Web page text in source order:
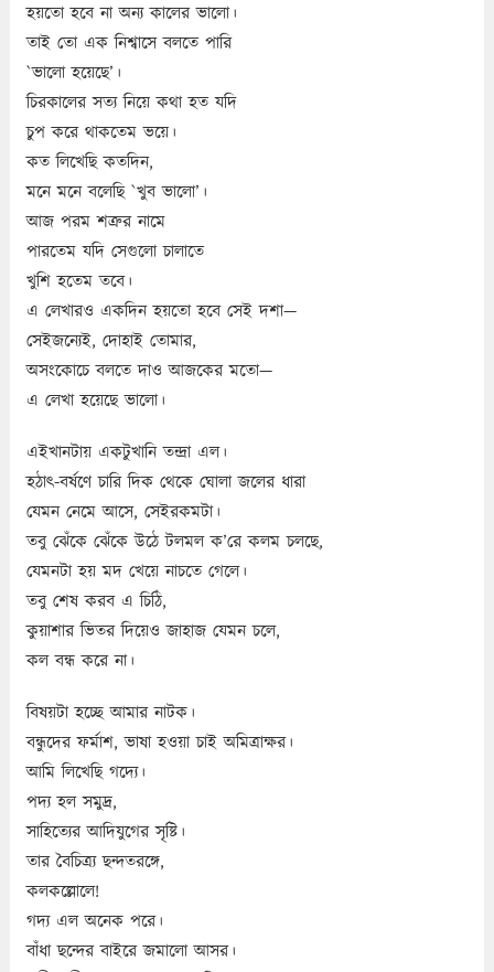
হয়তো হবে না অন্য কালের ভালো।
তাই তো এক নিশ্বাসে বলতে পারি
`ভালো হয়েছে’।
চিরকালের সত্য নিয়ে কথা হত যদি
চুপ করে থাকতেম ভয়ে।
কত লিখেছি কতদিন,
মনে মনে বলেছি `খুব ভালো’।
আজ পরম শত্রুর নামে
পারতেম যদি সেগুলো চালাতে
খুশি হতেম তবে।
এ লেখারও একদিন হয়তো হবে সেই দশা—
সেইজন্যেই, দোহাই তোমার,
অসংকোচে বলতে দাও আজকের মতো—
এ লেখা হয়েছে ভালো।
এইখানটায় একটুখানি তন্দ্রা এল।
হঠাত্‍‌-বর্ষণে চারি দিক থেকে ঘোলা জলের ধারা
যেমন নেমে আসে, সেইরকমটা।
তবু ঝেঁকে ঝেঁকে উঠে টলমল ক’রে কলম চলছে,
যেমনটা হয় মদ খেয়ে নাচতে গেলে।
তবু শেষ করব এ চিঠি,
কুয়াশার ভিতর দিয়েও জাহাজ যেমন চলে,
কল বন্ধ করে না।
বিষয়টা হচ্ছে আমার নাটক।
বন্ধুদের ফর্মাশ, ভাষা হওয়া চাই অমিত্রাক্ষর।
আমি লিখেছি গদ্যে।
পদ্য হল সমুদ্র,
সাহিত্যের আদিযুগের সৃষ্টি।
তার বৈচিত্র্য ছন্দতরঙ্গে,
কলকল্লোলে!
গদ্য এল অনেক পরে।
বাঁধা ছন্দের বাইরে জমালো আসর।